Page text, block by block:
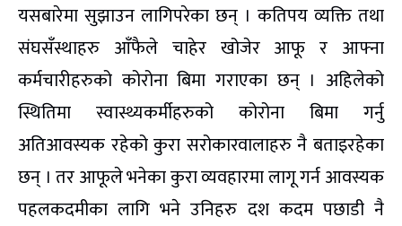
यसबारेमा सुझाउन लागिपरेका छन् । कतिपय व्यक्ति तथा
संघसँस्थाहरु आँफैले चाहेर खोजेर आफू र आफ्ना
कर्मचारीहरुको कोरोना बिमा गराएका छन् । अहिलेको
स्थितिमा स्वास्थ्यकर्मीहरुको कोरोना बिमा गर्नु
अतिआवस्यक रहेको कुरा सरोकारवालाहरु नै बताइरहेका
छन् । तर आफूले भनेका कुरा व्यवहारमा लागू गर्न आवस्यक
पहलकदमीका लागि भने उनिहरु दश कदम पछाडी नै